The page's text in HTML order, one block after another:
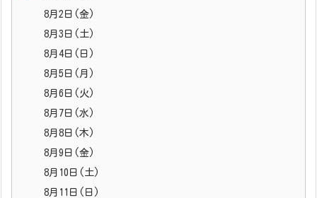
8月2日(金)
8月3日(土)
8月4日(日)
8月5日(月)
8月6日(火)
8月7日(水)
8月8日(木)
8月9日(金)
8月10日(土)
8月11日(日)